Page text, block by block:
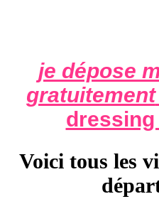
je dépose
gratuitement
Voici tous les